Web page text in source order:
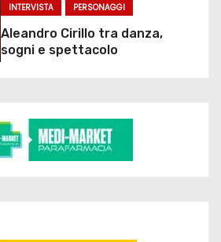
INTERVISTA PERSONAGGI
Aleandro Cirillo tra danza,
sogni e spettacolo